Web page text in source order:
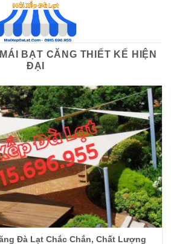
MÁI BẠT CĂNG THIẾT KẾ HIỆN
ĐẠI
Đà Lạt Chắc Chắn, Chất Lượng